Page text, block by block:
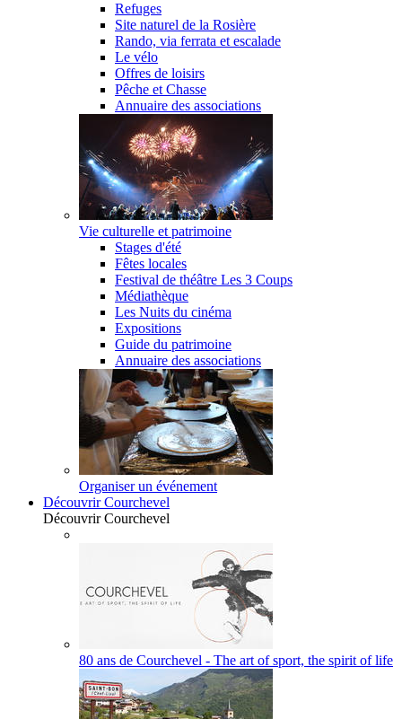
Refuges
Site naturel de la Rosière
Rando, via ferrata et escalade
Le vélo
Offres de loisirs
Pêche et Chasse
Annuaire des associations
Vie culturelle et patrimoine
Stages d'été
Fêtes locales
Festival de théâtre Les 3 Coups
Médiathèque
Les Nuits du cinéma
Expositions
Guide du patrimoine
Annuaire des associations
Organiser un événement
Découvrir Courchevel
Découvrir Courchevel
80 ans de Courchevel - The art of sport, the spirit of life